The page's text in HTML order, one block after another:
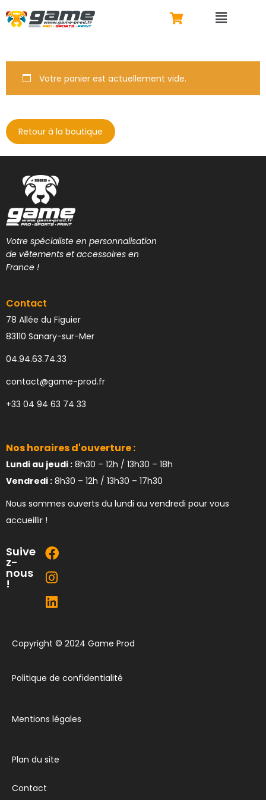
Votre panier est actuellement vide.
Retour à la boutique
Votre spécialiste en personnalisation
de vêtements et accessoires en
France !
Contact
78 Allée du Figuier
83110 Sanary-sur-Mer
04.94.63.74.33
contact@game-prod.fr
+33 04 94 63 74 33
Nos horaires d'ouverture :
Lundi au jeudi : 8h30 – 12h / 13h30 – 18h
Vendredi : 8h30 – 12h / 13h30 – 17h30
Nous sommes ouverts du lundi au vendredi pour vous
accueillir !
Suive
z-
nous
!
Copyright © 2024 Game Prod
Politique de confidentialité
Mentions légales
Plan du site
Contact